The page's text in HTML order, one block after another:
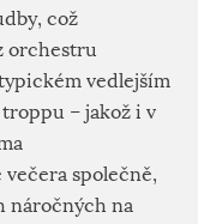
což
orchestru
vedlejším
– jakož i v
společně,
náročných na